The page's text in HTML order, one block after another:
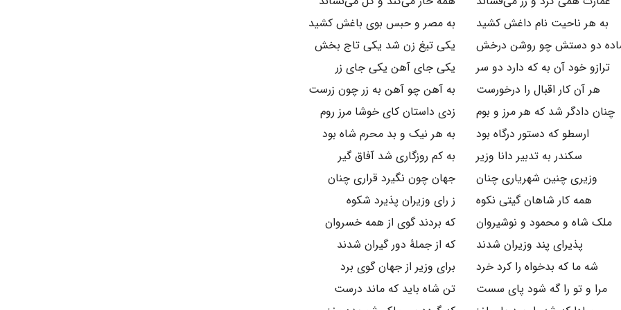
به هر ناحیت نام داغش کشید
به مصر و حبس بوی باغش کشید
دو دستش چو روشن درخش
یکی تیغ زن شد یکی تاج بخش
ترازو خود آن به که دارد دو سر
یکی جای آهن یکی جای زر
هر آن کار اقبال را درخورست
به آهن چو آهن به زر چون زرست
چنان دادگر شد که هر مرز و بوم
زدی داستان کای خوشا مرز روم
ارسطو که دستور درگاه بود
به هر نیک و بد محرم شاه بود
سکندر به تدبیر دانا وزیر
به کم روزگاری شد آفاق گیر
وزیری چنین شهریاری چنان
جهان چون نگیرد قراری چنان
همه کار شاهان گیتی نکوه
ز رای وزیران پذیرد شکوه
ملک شاه و محمود و نوشیروان
که بردند گوی از همه خسروان
پذیرای پند وزیران شدند
که از جملهٔ دور گیران شدند
شه ما که بدخواه را کرد خرد
برای وزیر از جهان گوی برد
مرا و تو را گه شود پای سست
تن شاه باید که ماند درست